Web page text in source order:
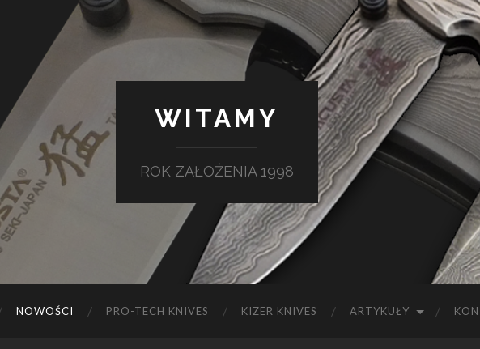
WITAMY
ROK ZAŁOŻENIA 1998
NOWOŚCI PRO-TECH KNIVES KIZER KNIVES ARTYKUŁY